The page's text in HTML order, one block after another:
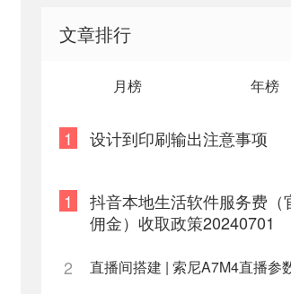
密码;Stmt=Set Names '%编码'"
Source=%DSE"
文章排行
月榜 年榜
1 设计到印刷输出注意事项
1
抖音本地生活软件服务费（
佣金）收取政策20240701
2